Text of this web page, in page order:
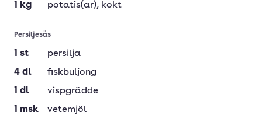
1 kg potatis(ar), kokt
Persiljesås
1 st
persilja
4 dl
fiskbuljong
1 dl
vispgrädde
1 msk
vetemjöl